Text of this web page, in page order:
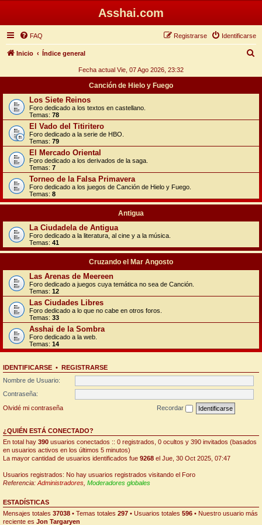
Asshai.com
FAQ Identificarse
Registrarse
Inicio Índice general
c
Fecha actual Vie, 07 Ago 2026, 23:32
Canción de Hielo y Fuego
Los Siete Reinos
Foro dedicado a los textos en castellano.
Temas: 78
El Vado del Titiritero
Foro dedicado a la serie de HBO.
Temas: 79
El Mercado Oriental
Foro dedicado a los derivados de la saga.
Temas: 7
Torneo de la Falsa Primavera
Foro dedicado a los juegos de Canción de Hielo y Fuego.
Temas: 8
Antigua
La Ciudadela de Antigua
Foro dedicado a la literatura, al cine y a la música.
Temas: 41
Cruzando el Mar Angosto
Las Arenas de Meereen
Foro dedicado a juegos cuya temática no sea de Canción.
Temas: 12
Las Ciudades Libres
Foro dedicado a lo que no cabe en otros foros.
Temas: 33
Asshai de la Sombra
Foro dedicado a la web.
Temas: 14
IDENTIFICARSE • REGISTRARSE
Nombre de Usuario:
Contraseña:
Olvidé mi contraseña
Recordar
¿QUIÉN ESTÁ CONECTADO?
En total hay 390 usuarios conectados :: 0 registrados, 0 ocultos y 390 invitados (basados
en usuarios activos en los últimos 5 minutos)
La mayor cantidad de usuarios identificados fue 9268 el Jue, 30 Oct 2025, 07:47
Usuarios registrados: No hay usuarios registrados visitando el Foro
Referencia: Administradores Moderadores globales
ESTADÍSTICAS
Mensajes totales 37038 • Temas totales 297 • Usuarios totales 596 • Nuestro usuario más
reciente es Jon Targaryen